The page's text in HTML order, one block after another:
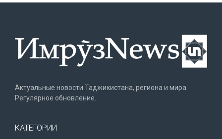
Актуальные новости Таджикистана, региона и мира.
Регулярное обновление.
КАТЕГОРИИ